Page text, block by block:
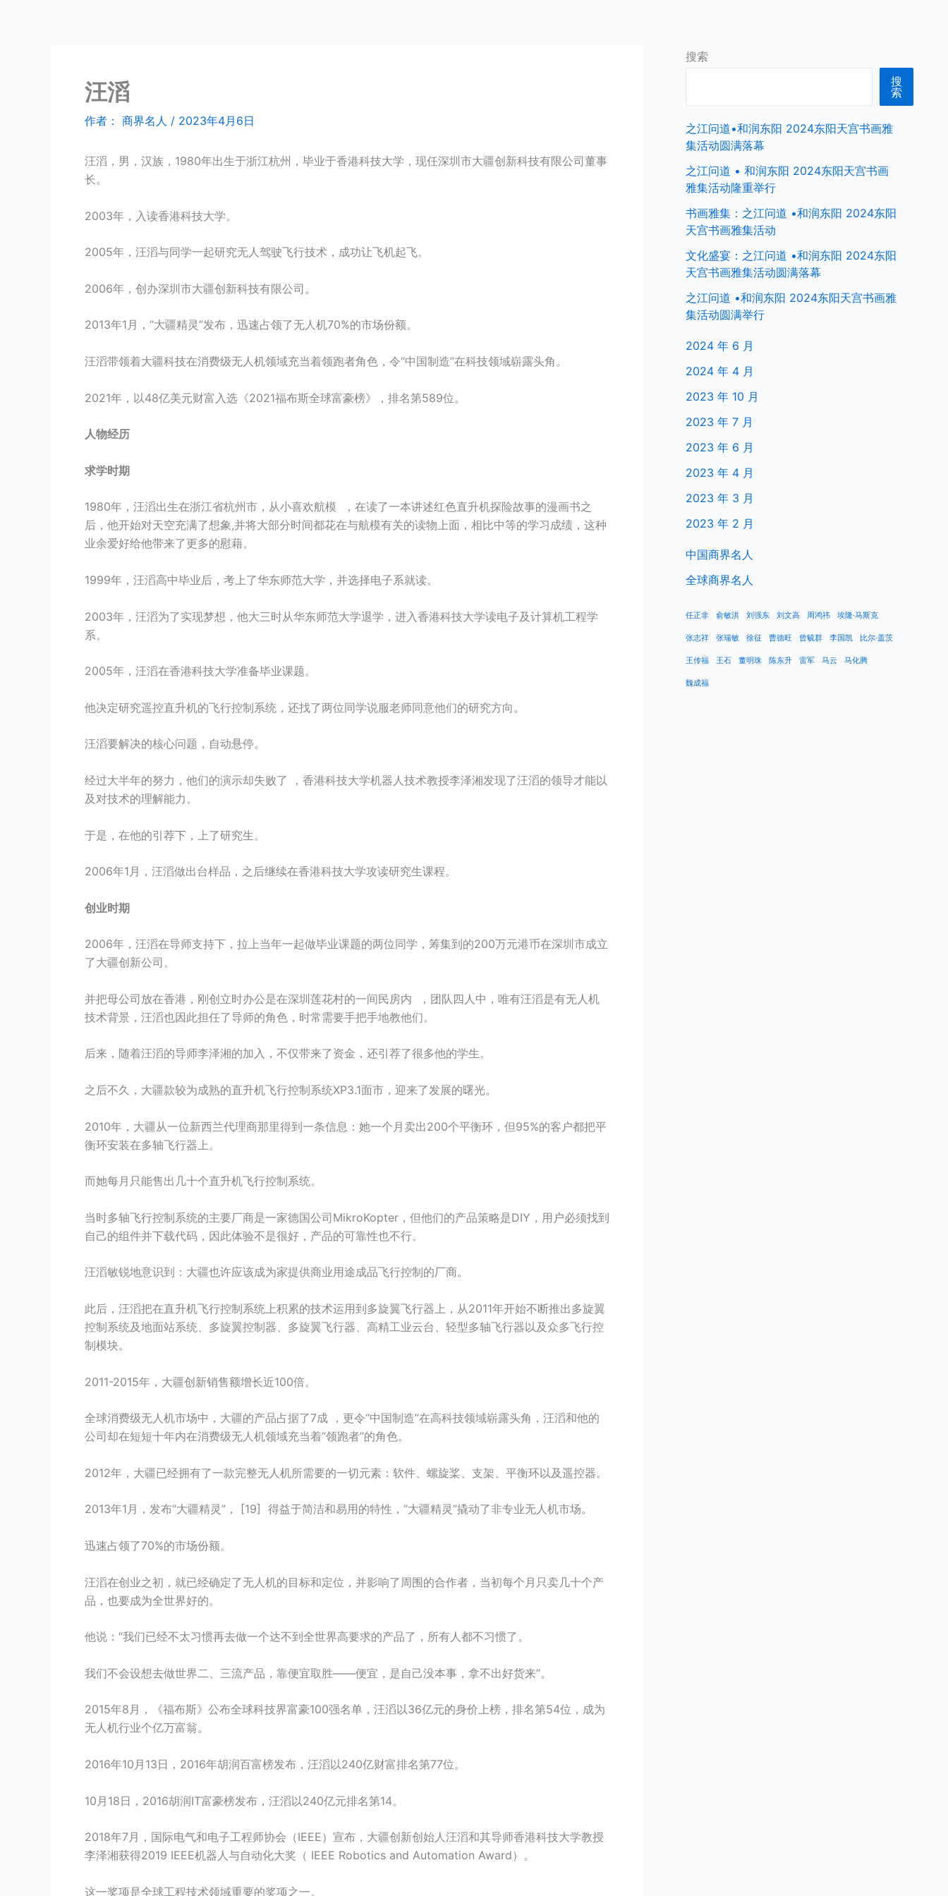
汪滔
作者： 商界名人 / 2023年4月6日
汪滔，男，汉族，1980年出生于浙江杭州，毕业于香港科技大学，现任深圳市大疆创新科技有限公司董事
长。
2003年，入读香港科技大学。
2005年，汪滔与同学一起研究无人驾驶飞行技术，成功让飞机起飞。
2006年，创办深圳市大疆创新科技有限公司。
2013年1月，“大疆精灵”发布，迅速占领了无人机70%的市场份额。
汪滔带领着大疆科技在消费级无人机领域充当着领跑者角色，令“中国制造”在科技领域崭露头角。
2021年，以48亿美元财富入选《2021福布斯全球富豪榜》，排名第589位。
人物经历
求学时期
1980年，汪滔出生在浙江省杭州市，从小喜欢航模 ，在读了一本讲述红色直升机探险故事的漫画书之
后，他开始对天空充满了想象,并将大部分时间都花在与航模有关的读物上面，相比中等的学习成绩，这种
业余爱好给他带来了更多的慰藉。
1999年，汪滔高中毕业后，考上了华东师范大学，并选择电子系就读。
2003年，汪滔为了实现梦想，他大三时从华东师范大学退学，进入香港科技大学读电子及计算机工程学
系。
2005年，汪滔在香港科技大学准备毕业课题。
他决定研究遥控直升机的飞行控制系统，还找了两位同学说服老师同意他们的研究方向。
汪滔要解决的核心问题，自动悬停。
经过大半年的努力，他们的演示却失败了 ，香港科技大学机器人技术教授李泽湘发现了汪滔的领导才能以
及对技术的理解能力。
于是，在他的引荐下，上了研究生。
2006年1月，汪滔做出台样品，之后继续在香港科技大学攻读研究生课程。
创业时期
2006年，汪滔在导师支持下，拉上当年一起做毕业课题的两位同学，筹集到的200万元港币在深圳市成立
了大疆创新公司。
并把母公司放在香港，刚创立时办公是在深圳莲花村的一间民房内 ，团队四人中，唯有汪滔是有无人机
技术背景，汪滔也因此担任了导师的角色，时常需要手把手地教他们。
后来，随着汪滔的导师李泽湘的加入，不仅带来了资金，还引荐了很多他的学生。
之后不久，大疆款较为成熟的直升机飞行控制系统XP3.1面市，迎来了发展的曙光。
2010年，大疆从一位新西兰代理商那里得到一条信息：她一个月卖出200个平衡环，但95%的客户都把平
衡环安装在多轴飞行器上。
而她每月只能售出几十个直升机飞行控制系统。
当时多轴飞行控制系统的主要厂商是一家德国公司MikroKopter，但他们的产品策略是DIY，用户必须找到
自己的组件并下载代码，因此体验不是很好，产品的可靠性也不行。
汪滔敏锐地意识到：大疆也许应该成为家提供商业用途成品飞行控制的厂商。
此后，汪滔把在直升机飞行控制系统上积累的技术运用到多旋翼飞行器上，从2011年开始不断推出多旋翼
控制系统及地面站系统、多旋翼控制器、多旋翼飞行器、高精工业云台、轻型多轴飞行器以及众多飞行控
制模块。
2011-2015年，大疆创新销售额增长近100倍。
全球消费级无人机市场中，大疆的产品占据了7成 ，更令“中国制造”在高科技领域崭露头角，汪滔和他的
公司却在短短十年内在消费级无人机领域充当着“领跑者”的角色。
2012年，大疆已经拥有了一款完整无人机所需要的一切元素：软件、螺旋桨、支架、平衡环以及遥控器。
2013年1月，发布“大疆精灵”， [19] 得益于简洁和易用的特性，“大疆精灵”撬动了非专业无人机市场。
迅速占领了70%的市场份额。
汪滔在创业之初，就已经确定了无人机的目标和定位，并影响了周围的合作者，当初每个月只卖几十个产
品，也要成为全世界好的。
他说：“我们已经不太习惯再去做一个达不到全世界高要求的产品了，所有人都不习惯了。
我们不会设想去做世界二、三流产品，靠便宜取胜——便宜，是自己没本事，拿不出好货来”。
2015年8月，《福布斯》公布全球科技界富豪100强名单，汪滔以36亿元的身价上榜，排名第54位，成为
无人机行业个亿万富翁。
2016年10月13日，2016年胡润百富榜发布，汪滔以240亿财富排名第77位。
10月18日，2016胡润IT富豪榜发布，汪滔以240亿元排名第14。
2018年7月，国际电气和电子工程师协会（IEEE）宣布，大疆创新创始人汪滔和其导师香港科技大学教授
李泽湘获得2019 IEEE机器人与自动化大奖（ IEEE Robotics and Automation Award）。
这一奖项是全球工程技术领域重要的奖项之一。
搜索
搜
索
之江问道•和润东阳 2024东阳天宫书画雅
集活动圆满落幕
之江问道 • 和润东阳 2024东阳天宫书画
雅集活动隆重举行
书画雅集：之江问道 •和润东阳 2024东阳
天宫书画雅集活动
文化盛宴：之江问道 •和润东阳 2024东阳
天宫书画雅集活动圆满落幕
之江问道 •和润东阳 2024东阳天宫书画雅
集活动圆满举行
2024 年 6 月
2024 年 4 月
2023 年 10 月
2023 年 7 月
2023 年 6 月
2023 年 4 月
2023 年 3 月
2023 年 2 月
中国商界名人
全球商界名人
任正非 俞敏洪 刘强东 刘文高 周鸿祎 埃隆·马斯克
张志祥 张瑞敏 徐征 曹德旺 曾毓群 李国凯 比尔·盖茨
王传福 王石 董明珠 陈东升 雷军 马云 马化腾
魏成福